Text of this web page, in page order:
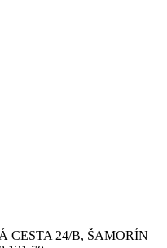
CESTA 24/B, ŠAMORÍN